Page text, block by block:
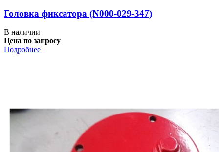
Головка фиксатора (N000-029-347)
В наличии
Цена по запросу
Подробнее